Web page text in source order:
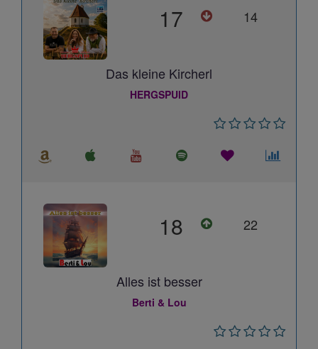
17 14
Das kleine Kircherl
HERGSPUID
18 22
Alles ist besser
Berti & Lou